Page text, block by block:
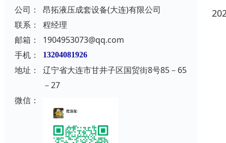
公司：
昂拓液压成套设备(大连)有限公司
联系：
程经理
邮箱：
1904953073@qq.com
手机：
13204081926
地址：
辽宁省大连市甘井子区国贸街8号85－65
－27
微信：